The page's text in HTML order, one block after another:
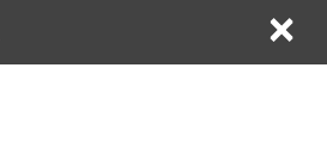
×